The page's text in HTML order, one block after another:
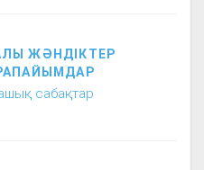
ЖӘНДІКТЕР
сабақтар